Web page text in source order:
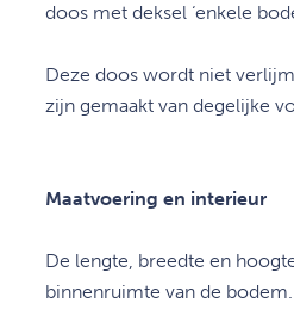
doos met deksel ‘enkele
Deze doos wordt niet
zijn gemaakt van degelijke
Maatvoering en interieur
De lengte, breedte en
binnenruimte van de